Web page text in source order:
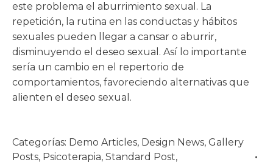
este problema el aburrimiento sexual. La
repetición, la rutina en las conductas y hábitos
sexuales pueden llegar a cansar o aburrir,
disminuyendo el deseo sexual. Así lo importante
sería un cambio en el repertorio de
comportamientos, favoreciendo alternativas que
alienten el deseo sexual.
Categorías: Demo Articles, Design News, Gallery
Posts, Psicoterapia, Standard Post,